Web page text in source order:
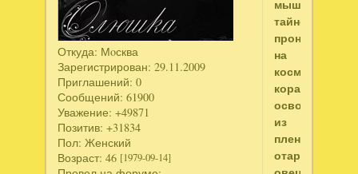
Откуда: Мoсква
Зарегистрирован: 29.11.2009
Приглашений: 0
Сообщений: 61900
Уважение: +49871
Позитив: +31834
Пол: Женский
Возраст: 46 [1979-09-14]
мышь,
тайно
проникшая
на
космический
корабль,
освободила
из
плена
отару